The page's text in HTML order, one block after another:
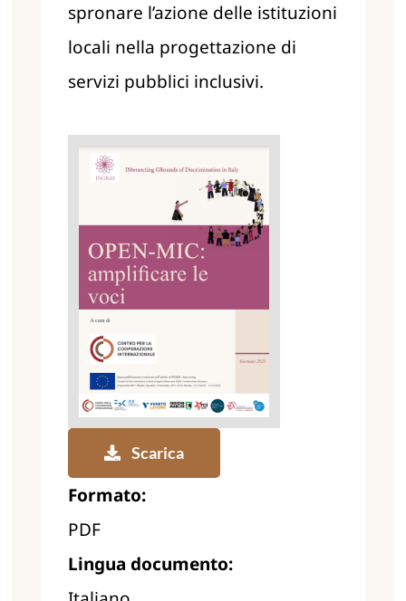
spronare l’azione delle istituzioni
locali nella progettazione di
servizi pubblici inclusivi.
Scarica
Formato:
PDF
Lingua documento: